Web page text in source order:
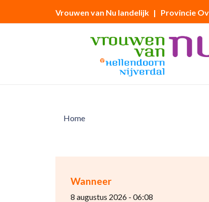
Vrouwen van Nu landelijk | Provincie
Home
Wanneer
8 augustus 2026 - 06:08